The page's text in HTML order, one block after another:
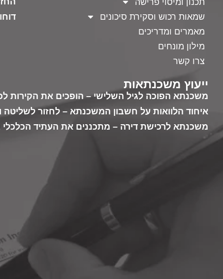
שמאות רכוש וסקירת סיכונים
מאמרים ומדריכים
מילון מונחים
צרו קשר
ייעוץ משכנתאות
משכנתא הפוכה לגיל השלישי – הופכים את הקירות
איחוד הלוואות על חשבון המשכנתא – לחזור לשליטה
משכנתא לרכישת דירה – מתכננים את העתיד הכלכלי